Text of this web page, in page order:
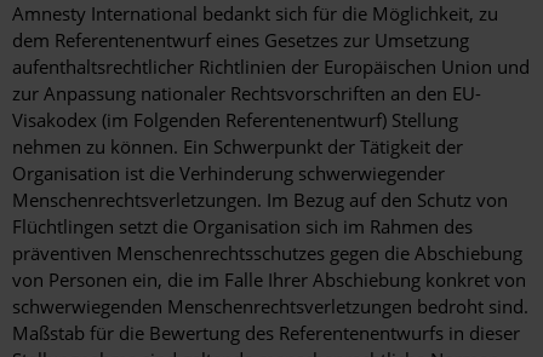
Amnesty International bedankt sich für die Möglichkeit, zu
dem Referentenentwurf eines Gesetzes zur Umsetzung
aufenthaltsrechtlicher Richtlinien der Europäischen Union und
zur Anpassung nationaler Rechtsvorschriften an den EU-
Visakodex (im Folgenden Referentenentwurf) Stellung
nehmen zu können. Ein Schwerpunkt der Tätigkeit der
Organisation ist die Verhinderung schwerwiegender
Menschenrechtsverletzungen. Im Bezug auf den Schutz von
Flüchtlingen setzt die Organisation sich im Rahmen des
präventiven Menschenrechtsschutzes gegen die Abschiebung
von Personen ein, die im Falle Ihrer Abschiebung konkret von
schwerwiegenden Menschenrechtsverletzungen bedroht sind.
Maßstab für die Bewertung des Referentenentwurfs in dieser